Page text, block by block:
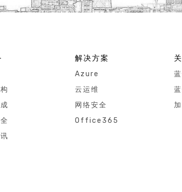
解决方案
Azure
云运维
网络安全
Office365